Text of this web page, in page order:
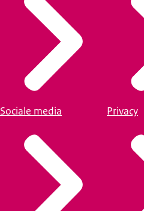
Sociale media Privacy